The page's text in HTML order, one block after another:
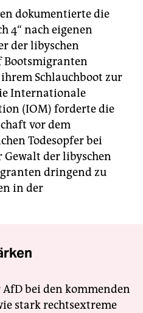
dokumentierte die
4“ nach eigenen
der libyschen
Bootsmigranten
Schlauchboot zur
Internationale
(IOM) forderte die
vor dem
Todesopfer bei
der libyschen
dringend zu
in der
bei den kommenden
stark rechtsextreme